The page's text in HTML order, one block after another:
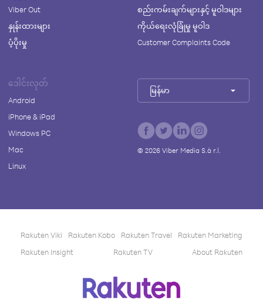
Viber Out
နှုန်းထားများ
ပံ့ပိုးမှု
စည်းကမ်းချက်များနှင့် မူဝါဒများ
ကိုယ်ရေးလုံခြုံမှု မူဝါဒ
Customer Complaints Code
ဒေါင်းလုတ်
Android
iPhone & iPad
Windows PC
Mac
Linux
မြန်မာ
© 2026Viber Media S.à r.l.
Rakuten Viki Rakuten Kobo Rakuten Travel
Rakuten Marketing
Rakuten Insight
Rakuten TV About Rakuten